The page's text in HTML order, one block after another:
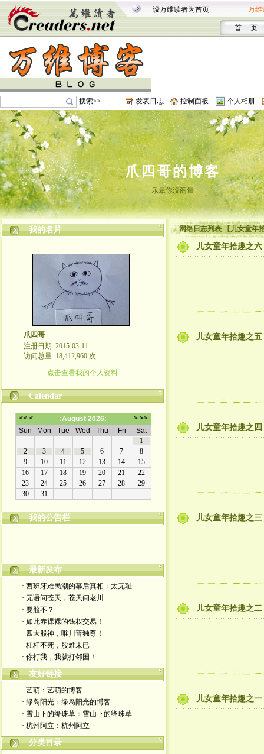
设万维读者为首页 万维
首 页
搜索>> 发表日志 控制面板 个人相册
爪四哥的博客
乐晕你没商量
我的名片
爪四哥
注册日期: 2015-03-11
访问总量: 18,412,960 次
点击查看我的个人资料
Calendar
我的公告栏
嬉笑怒骂皆文章，酸甜苦辣铸人生
最新发布
· 西班牙难民潮的幕后真相：太无耻
· 无语问苍天，苍天问老川
· 要脸不？
· 如此赤裸裸的钱权交易！
· 四大股神，唯川普独尊！
· 杠杆不死，股难未已
· 你打我，我就打邻国！
友好链接
· 艺萌：艺萌的博客
· 绿岛阳光：绿岛阳光的博客
· 雪山下的绛珠草：雪山下的绛珠草
· 杭州阿立：杭州阿立
分类目录
网络日志列表 【儿女童年
儿女童年拾趣之
儿女童年拾趣之
儿女童年拾趣之
儿女童年拾趣之
儿女童年拾趣之
儿女童年拾趣之